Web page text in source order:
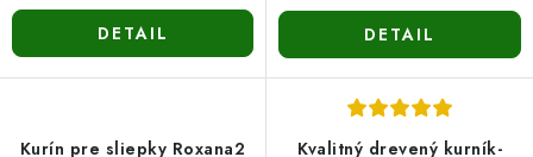
DETAIL DETAIL
Kurín pre sliepky Roxana2
Kvalitný drevený kurník-